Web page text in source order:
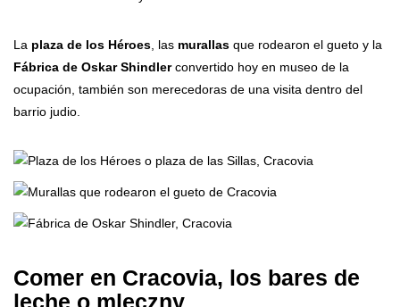
La plaza de los Héroes , las murallas que rodearon el gueto y la
Fábrica de Oskar Shindlerconvertido hoy en museo de la
ocupación, también son merecedoras de una visita dentro del
barrio judio.
Comer en Cracovia, los bares de
leche o mleczny